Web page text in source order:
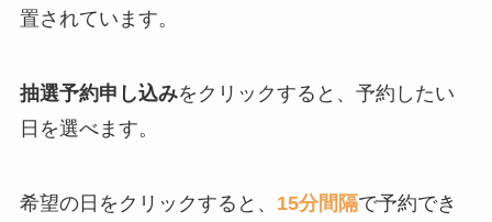
置されています。
抽選予約申し込みをクリックすると、予約したい
日を選べます。
希望の日をクリックすると、 15分間隔で予約でき